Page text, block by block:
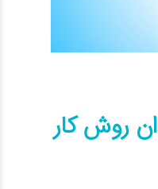
روش کار